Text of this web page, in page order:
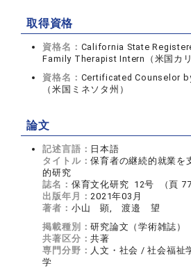
取得資格
資格名： California State
Family Therapist Intern（米国カリ
資格名： Certificated Counselor
（米国ミネソタ州）
論文
記述言語： 日本語
タイトル：保育者の継続的就業を
的研究
誌名： 保育文化研究 12号 （頁 77
出版年月： 2021年03月
著者： 小山 顕, 渡邉 望
掲載種別：研究論文（学術雑誌）
共著区分：共著
専門分野： 人文・社会 / 社会福祉
学